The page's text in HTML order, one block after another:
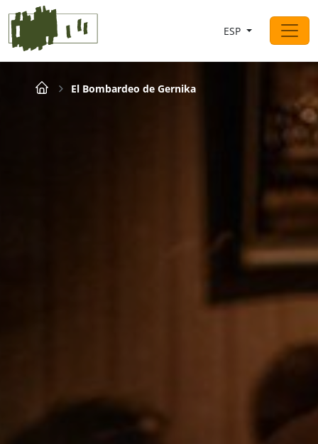
Saltar al contingut
Navegación principal
ESP
Breadcrumb
El Bombardeo de Gernika